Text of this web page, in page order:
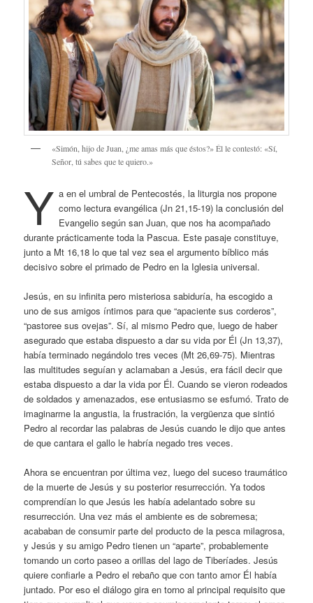
«Simón, hijo de Juan, ¿me amas más que éstos?» Él le contestó: «Sí,
Señor, tú sabes que te quiero.»
Y a en el umbral de Pentecostés, la liturgia nos propone
como lectura evangélica (Jn 21,15-19) la conclusión del
Evangelio según san Juan, que nos ha acompañado
durante prácticamente toda la Pascua. Este pasaje constituye,
junto a Mt 16,18 lo que tal vez sea el argumento bíblico más
decisivo sobre el primado de Pedro en la Iglesia universal.
Jesús, en su infinita pero misteriosa sabiduría, ha escogido a
uno de sus amigos íntimos para que “apaciente sus corderos”,
“pastoree sus ovejas”. Sí, al mismo Pedro que, luego de haber
asegurado que estaba dispuesto a dar su vida por Él (Jn 13,37),
había terminado negándolo tres veces (Mt 26,69-75). Mientras
las multitudes seguían y aclamaban a Jesús, era fácil decir que
estaba dispuesto a dar la vida por Él. Cuando se vieron rodeados
de soldados y amenazados, ese entusiasmo se esfumó. Trato de
imaginarme la angustia, la frustración, la vergüenza que sintió
Pedro al recordar las palabras de Jesús cuando le dijo que antes
de que cantara el gallo le habría negado tres veces.
Ahora se encuentran por última vez, luego del suceso traumático
de la muerte de Jesús y su posterior resurrección. Ya todos
comprendían lo que Jesús les había adelantado sobre su
resurrección. Una vez más el ambiente es de sobremesa;
acababan de consumir parte del producto de la pesca milagrosa,
y Jesús y su amigo Pedro tienen un “aparte”, probablemente
tomando un corto paseo a orillas del lago de Tiberíades. Jesús
quiere confiarle a Pedro el rebaño que con tanto amor Él había
juntado. Por eso el diálogo gira en torno al principal requisito que